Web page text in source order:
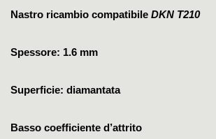
Nastro ricambio compatibile DKN T210
Spessore: 1.6 mm
Superficie: diamantata
Basso coefficiente d’attrito